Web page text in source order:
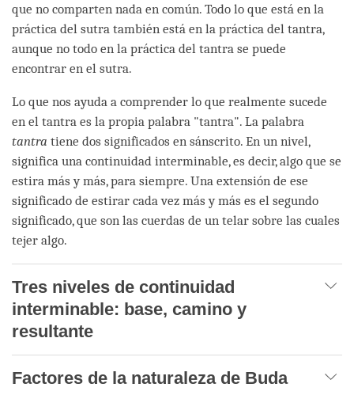
que no comparten nada en común. Todo lo que está en la
práctica del sutra también está en la práctica del tantra,
aunque no todo en la práctica del tantra se puede
encontrar en el sutra.
Lo que nos ayuda a comprender lo que realmente sucede
en el tantra es la propia palabra "tantra". La palabra
tantra tiene dos significados en sánscrito. En un nivel,
significa una continuidad interminable, es decir, algo que se
estira más y más, para siempre. Una extensión de ese
significado de estirar cada vez más y más es el segundo
significado, que son las cuerdas de un telar sobre las cuales
tejer algo.
Tres niveles de continuidad
interminable: base, camino y
resultante
Factores de la naturaleza de Buda